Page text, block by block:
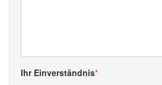
Ihr Einverständnis